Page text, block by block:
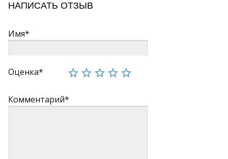
НАПИСАТЬ ОТЗЫВ
Имя*
Оценка*
Комментарий*